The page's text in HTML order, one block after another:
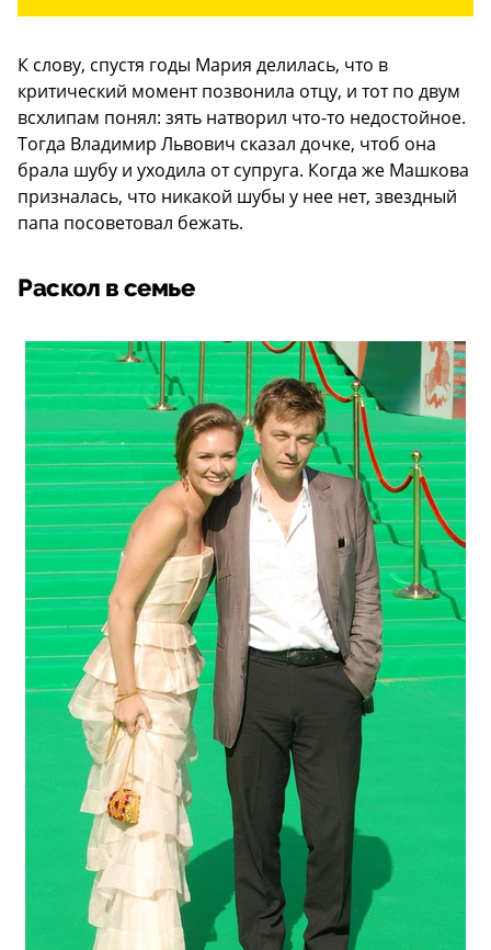
К слову, спустя годы Мария делилась, что в
критический момент позвонила отцу, и тот по двум
всхлипам понял: зять натворил что-то недостойное.
Тогда Владимир Львович сказал дочке, чтоб она
брала шубу и уходила от супруга. Когда же Машкова
призналась, что никакой шубы у нее нет, звездный
папа посоветовал бежать.
Раскол в семье